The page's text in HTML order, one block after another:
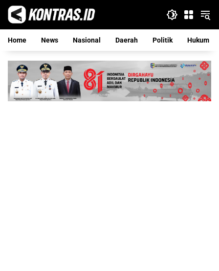
Langsung
konten
Home
News Nasional Daerah Politik Hukum